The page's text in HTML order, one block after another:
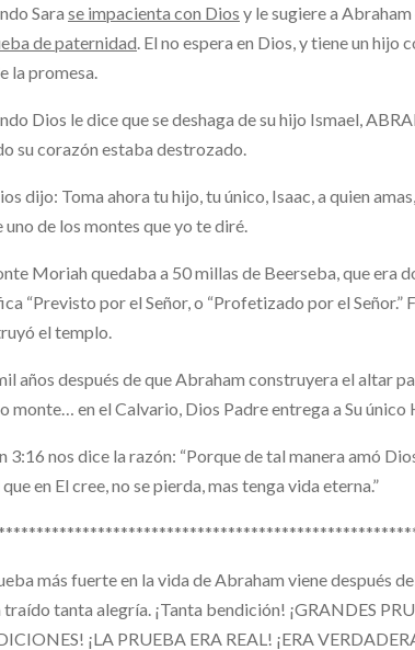
Sara se impacienta con Dios y le sugiere a
de paternidad. El no espera en Dios, y tiene un hijo
la promesa.
Dios le dice que se deshaga de su hijo Ismael,
su corazón estaba destrozado.
dijo: Toma ahora tu hijo, tu único, Isaac, a quien
uno de los montes que yo te diré.
Moriah quedaba a 50 millas de Beerseba, que era
“Previsto por el Señor, o “Profetizado por el
el templo.
años después de que Abraham construyera el altar
monte… en el Calvario, Dios Padre entrega a Su
3:16 nos dice la razón: “Porque de tal manera amó
en El cree, no se pierda, mas tenga vida eterna.”
más fuerte en la vida de Abraham viene después
tanta alegría. ¡Tanta bendición! ¡GRANDES
¡LA PRUEBA ERA REAL! ¡ERA